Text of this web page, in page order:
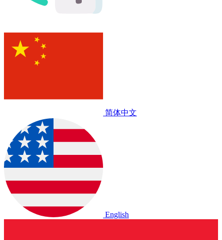
简体中文
English